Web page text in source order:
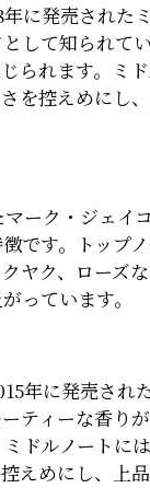
に発売され
して知られて
られます。ミ
を控えめにし
ーク・ジェイ
です。トップ
ヤク、ローズ
っています。
年に発売され
ティーな香り
ドルノートに
えめにし、上